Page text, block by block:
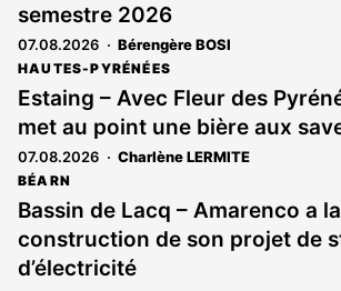
semestre 2026
07.08.2026 Bérengère BOSI
HAUTES-PYRÉNÉES
Estaing – Avec Fleur des
met au point une bière aux
07.08.2026 Charlène LERMITE
BÉARN
Bassin de Lacq – Amarenco a
construction de son projet de
d’électricité